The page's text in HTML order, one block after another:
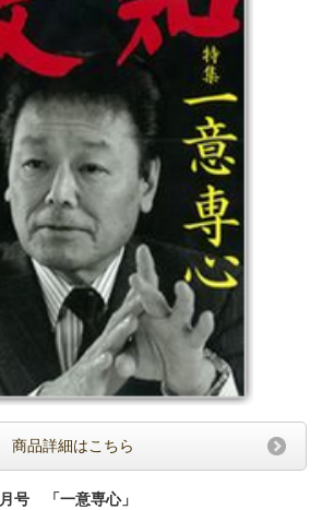
商品詳細はこちら
号 「一意専心」